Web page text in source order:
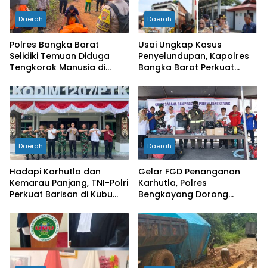
Daerah
Polres Bangka Barat
Selidiki Temuan Diduga
Tengkorak Manusia di
Berspekulasi
Daerah
Usai Ungkap Kasus
Penyelundupan, Kapolres
Bangka Barat Perkuat
Pelabuhan Tanjung Kalian
Daerah
Hadapi Karhutla dan
Kemarau Panjang, TNI-Polri
Perkuat Barisan di Kubu
Daerah
Gelar FGD Penanganan
Karhutla, Polres
Bengkayang Dorong
hingga Desa Tanggap
Bencana